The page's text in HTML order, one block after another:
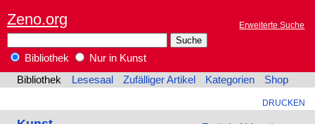
Zeno.org Erweiterte Suche
Bibliothek
Nur in Kunst
Bibliothek
Lesesaal Zufälliger Artikel Kategorien Shop
DRUCKEN